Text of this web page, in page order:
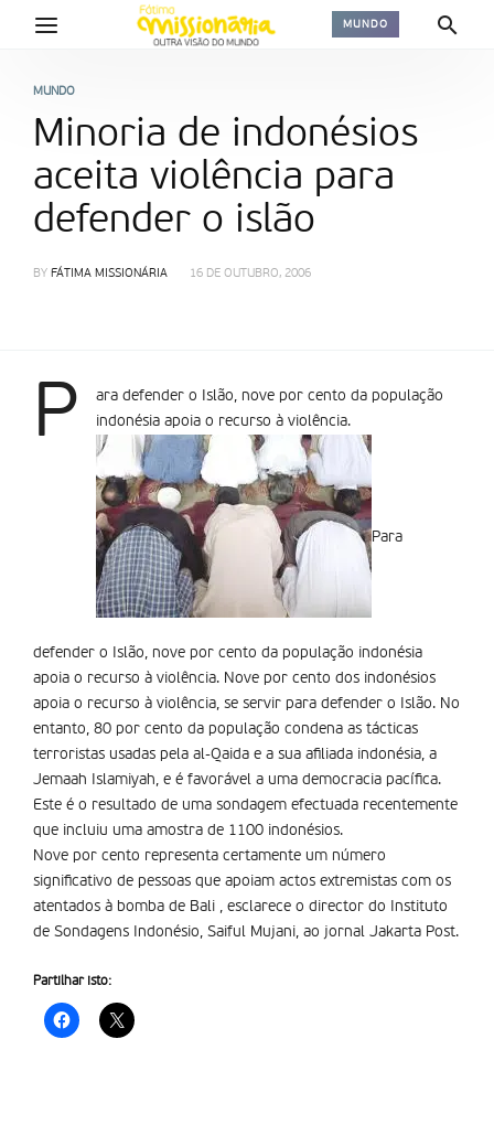
MUNDO
MUNDO
Minoria de indonésios
aceita violência para
defender o islão
BY FÁTIMA MISSIONÁRIA 16 DE OUTUBRO, 2006
P
ara defender o Islão, nove por cento da população
indonésia apoia o recurso à violência.
Para
defender o Islão, nove por cento da população indonésia
apoia o recurso à violência. Nove por cento dos indonésios
apoia o recurso à violência, se servir para defender o Islão. No
entanto, 80 por cento da população condena as tácticas
terroristas usadas pela al-Qaida e a sua afiliada indonésia, a
Jemaah Islamiyah, e é favorável a uma democracia pacífica.
Este é o resultado de uma sondagem efectuada recentemente
que incluiu uma amostra de 1100 indonésios.
Nove por cento representa certamente um número
significativo de pessoas que apoiam actos extremistas com os
atentados à bomba de Bali , esclarece o director do Instituto
de Sondagens Indonésio, Saiful Mujani, ao jornal Jakarta Post.
Partilhar isto: